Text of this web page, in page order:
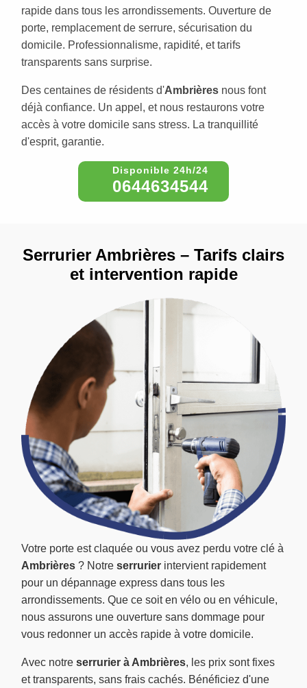
rapide dans tous les arrondissements. Ouverture de
porte, remplacement de serrure, sécurisation du
domicile. Professionnalisme, rapidité, et tarifs
transparents sans surprise.
Des centaines de résidents d'Ambrières nous font
déjà confiance. Un appel, et nous restaurons votre
accès à votre domicile sans stress. La tranquillité
d'esprit, garantie.
0644634544
Votre porte est claquée ou vous avez perdu votre clé à
Ambrières ? Notre serrurier intervient rapidement
pour un dépannage express dans tous les
arrondissements. Que ce soit en vélo ou en véhicule,
nous assurons une ouverture sans dommage pour
vous redonner un accès rapide à votre domicile.
Avec notre serrurier à Ambrières, les prix sont fixes
et transparents, sans frais cachés. Bénéficiez d'une
Serrurier Ambrières – Tarifs clairs
et intervention rapide